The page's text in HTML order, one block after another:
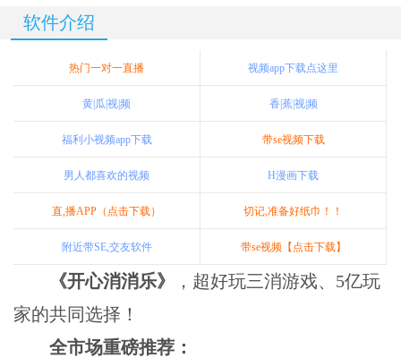
软件介绍
热门一对一直播 视频app下载点这里
黄|瓜|视|频 香|蕉|视|频
福利小视频app下载 带se视频下载
男人都喜欢的视频 H漫画下载
直,播APP（点击下载） 切记,准备好纸巾！！
附近带SE,交友软件 带se视频【点击下载】
《开心消消乐》
，超好玩三消游戏、5亿玩
家的共同选择！
全市场重磅推荐：